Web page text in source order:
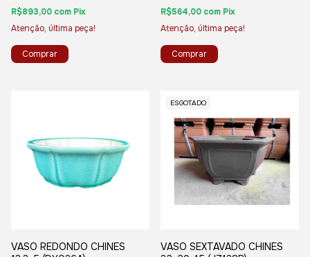
R$893,00 com Pix
Atenção, última peça!
R$564,00 com Pix
Atenção, última peça!
VASO REDONDO CHINES
ESGOTADO
VASO SEXTAVADO CHINES